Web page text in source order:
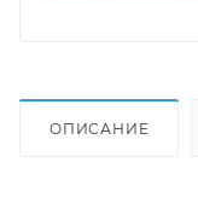
ОПИСАНИЕ